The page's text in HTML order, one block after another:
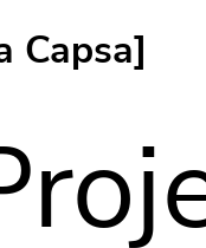
Capsa]